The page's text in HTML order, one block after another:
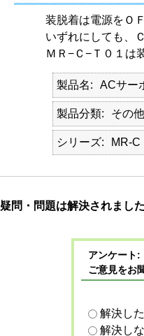
装脱着は電源をＯ
いずれにしても、
ＭＲ−Ｃ−Ｔ０１は
製品名 ACサー
製品分類 その
シリーズ MR-C
疑問・問題は解決されまし
アンケート:
ご意見をお
解決した
解決し